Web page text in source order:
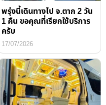
พรุ่งนี้เดินทางไป จ.ตาก 2 วัน
1 คืน ขอคุณที่เรียกใช้บริการ
ครับ
17/07/2026